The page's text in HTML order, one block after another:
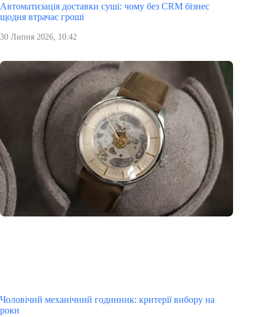
Автоматизація доставки суші: чому без CRM бізнес
щодня втрачає гроші
30 Липня 2026, 10:42
Чоловічий механічний годинник: критерії вибору на
роки